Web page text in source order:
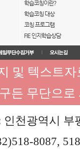
학습코칭이란?
학습코칭 대상
코칭 프로그램
FIE 인지학습상담
및 텍스트
든 무단으
천광역시 부
8087,